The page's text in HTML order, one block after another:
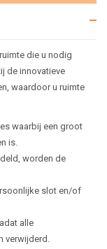
die u nodig
de innovatieve
waardoor u ruimte
waarbij een groot
is.
worden de
slot en/of
alle
verwijderd.